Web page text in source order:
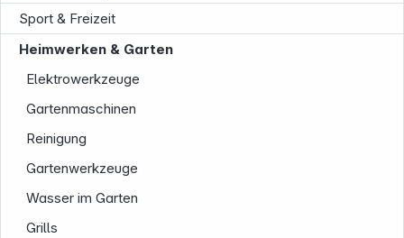
Sport & Freizeit
Heimwerken & Garten
Elektrowerkzeuge
Gartenmaschinen
Reinigung
Gartenwerkzeuge
Wasser im Garten
Grills